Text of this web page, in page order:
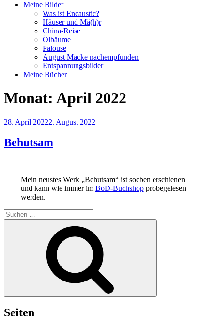
Meine Bilder
Was ist Encaustic?
Häuser und Mä(h)r
China-Reise
Ölbäume
Palouse
August Macke nachempfunden
Entspannungsbilder
Meine Bücher
Monat: April 2022
Veröffentlicht
28. April 20222. August 2022
Behutsam
Mein neustes Werk „Behutsam“ ist soeben erschienen
und kann wie immer im BoD-Buchshopprobegelesen
werden.
Suchen
nach:
Seiten